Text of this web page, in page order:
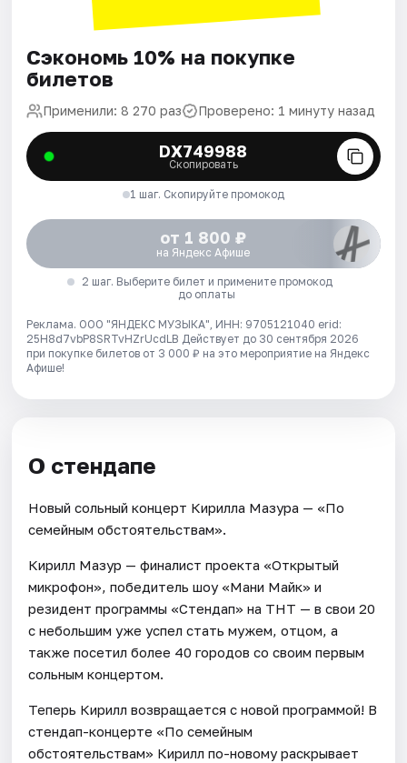
Сэкономь 10% на покупке
билетов
Применили: 8 270 раз Проверено: 1 минуту назад
DX749988
Скопировать
1 шаг. Скопируйте промокод
от 1 800 ₽
на Яндекс Афише
2 шаг. Выберите билет и примените промокод
до оплаты
Реклама. ООО "ЯНДЕКС МУЗЫКА", ИНН: 9705121040 erid:
25H8d7vbP8SRTvHZrUcdLB Действует до 30 сентября 2026
при покупке билетов от 3 000 ₽ на это мероприятие на Яндекс
Афише!
О стендапе
Новый сольный концерт Кирилла Мазура — «По
семейным обстоятельствам».
Кирилл Мазур — финалист проекта «Открытый
микрофон», победитель шоу «Мани Майк» и
резидент программы «Стендап» на ТНТ — в свои 20
с небольшим уже успел стать мужем, отцом, а
также посетил более 40 городов со своим первым
сольным концертом.
Теперь Кирилл возвращается с новой программой! В
стендап-концерте «По семейным
обстоятельствам» Кирилл по-новому раскрывает